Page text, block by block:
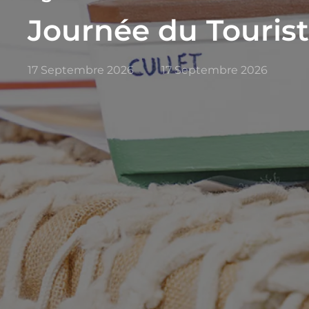
Journée du
17 Septembre 2026 17 Septembre 2026